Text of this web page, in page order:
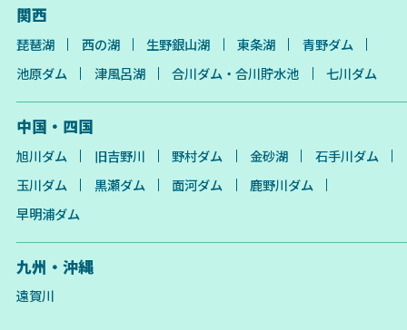
関西
琵琶湖 西の湖 生野銀山湖 東条湖
青野ダム
池原ダム
津風呂湖 合川ダム・合川貯水池 七川ダム
中国・四国
旭川ダム 旧吉野川 野村ダム 金砂湖
石手川ダム
玉川ダム
黒瀬ダム 面河ダム
鹿野川ダム
早明浦ダム
九州・沖縄
遠賀川